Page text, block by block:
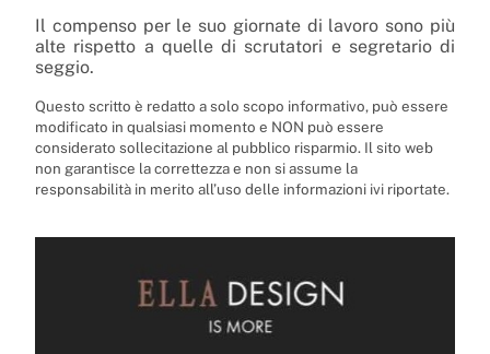
Il compenso per le suo giornate di lavoro sono più
alte rispetto a quelle di scrutatori e segretario di
seggio.
Questo scritto è redatto a solo scopo informativo, può essere
modificato in qualsiasi momento e NON può essere
considerato sollecitazione al pubblico risparmio. Il sito web
non garantisce la correttezza e non si assume la
responsabilità in merito all’uso delle informazioni ivi riportate.